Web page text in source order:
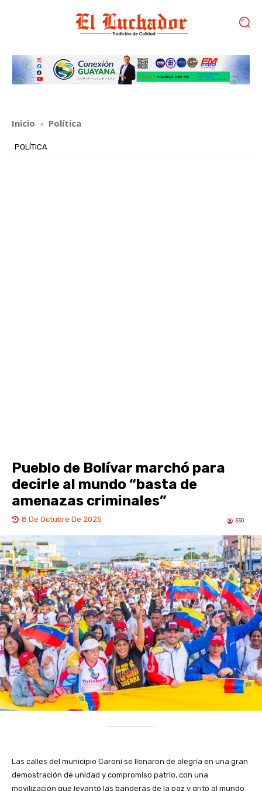
Inicio Política
POLÍTICA
Pueblo de Bolívar marchó para
decirle al mundo “basta de
amenazas criminales”
8 De Octubre De 2025 330
Las calles del municipio Caroní se llenaron de alegría en una gran
demostración de unidad y compromiso patrio, con una
movilización que levantó las banderas de la paz y gritó al mundo